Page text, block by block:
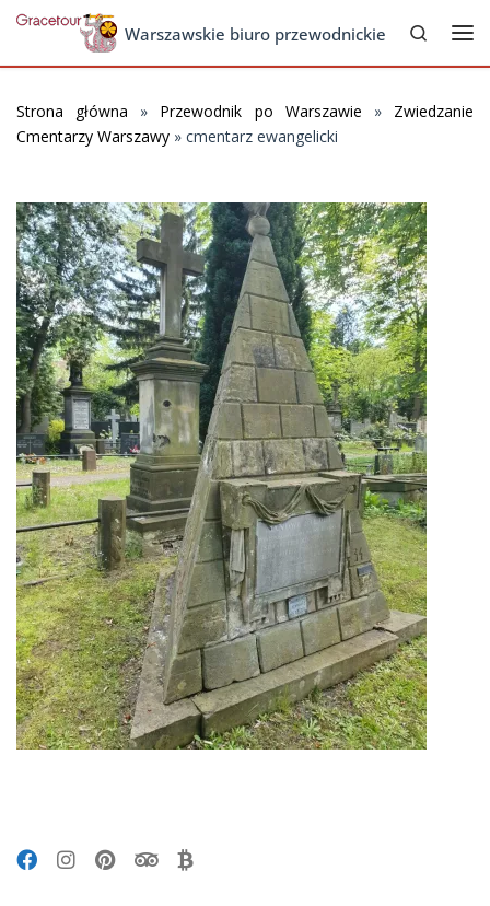
Skip to contentWarszawskie biuro przewodnickie
Search
Strona główna » Przewodnik po Warszawie » Zwiedzanie
Cmentarzy Warszawy » cmentarz ewangelicki